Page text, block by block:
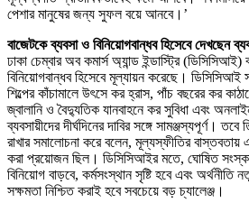
পেশার মানুষের জন্য সুফল বয়ে আনবে।’
বাজেটকে ব্যবসা ও বিনিয়োগবান্ধব হিসেবে দেখছেন
ঢাকা চেম্বার অব কমার্স অ্যান্ড ইন্ডাস্ট্রি
বিনিয়োগবান্ধব হিসেবে মূল্যায়ন করেছে।
শিল্পের কাঁচামালে উৎসে কর হ্রাস, পাঁচ বছরের কর
জ্বালানি ও বৈদ্যুতিক যানবাহনে কর সুবিধা এবং
ব্যবসায়ীদের দীর্ঘদিনের দাবির সঙ্গে সামঞ্জস্যপূর্ণ।
রাখার সমালোচনা করে বলেন, মূল্যস্ফীতির
করা প্রয়োজন ছিল। ডিসিসিআইর মতে, ঘোষিত
বিনিয়োগ বাড়বে, কর্মসংস্থান সৃষ্টি হবে এবং অর্থনীতি
সক্ষমতা নিশ্চিত করাই হবে সবচেয়ে বড় চ্যালেঞ্জ।